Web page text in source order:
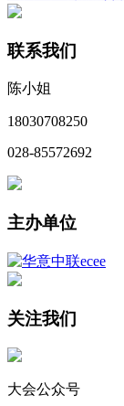
联系我们
陈小姐
18030708250
028-85572692
主办单位
关注我们
大会公众号